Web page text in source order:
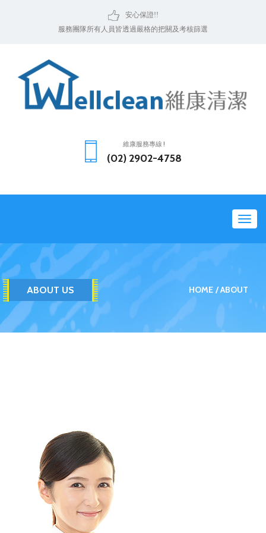
安心保證!!
服務團隊所有人員皆透過嚴格的把關及考核篩選
維康服務專線 !
(02) 2902-4758
ABOUT US HOME ABOUT